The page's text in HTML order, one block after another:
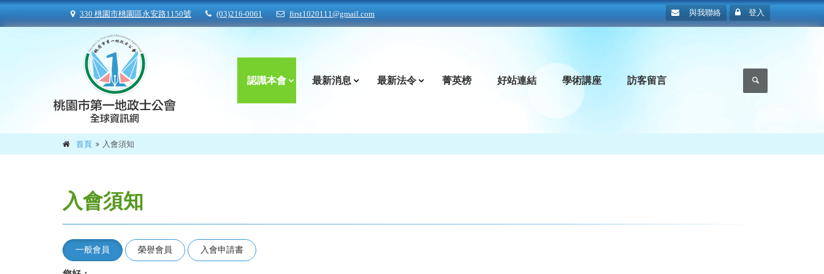
330 桃園市桃園區永安路1150號 (03)216-0061 first1020111@gmail.com 與我聯絡 登入
認識本會 最新消息 最新法令 菁英榜 好站連結 學術講座 訪客留言
首頁 入會須知
入會須知
一般會員 榮譽會員 入會申請書